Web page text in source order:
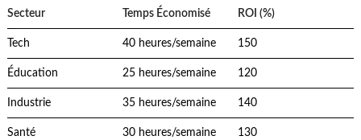
Secteur Temps Économisé ROI (%)
Tech 40 heures/semaine 150
Éducation 25 heures/semaine 120
Industrie 35 heures/semaine 140
Santé 30 heures/semaine 130